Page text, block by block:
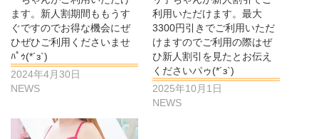
ます。新人割期間ももうす
ぐですのでお得な機会にぜ
ひぜひご利用くださいませ
ﾊﾟｩ(*´з`)
2024年4月30日
NEWS
利用いただけます。最大
3300円引きでご利用いただ
けますのでご利用の際はぜ
ひ新人割引を見たとお伝え
くださいパゥ(*´з`)
2025年10月1日
NEWS